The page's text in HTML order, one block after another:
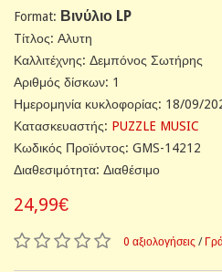
Format: Βινύλιο LP
Tίτλος: Αλυτη
Καλλιτέχνης: Δεμπόνος Σωτήρης
Αριθμός δίσκων: 1
Ημερομηνία κυκλοφορίας: 18/09/
Κατασκευαστής: PUZZLE MUSIC
Κωδικός Προϊόντος: GMS-14212
Διαθεσιμότητα: Διαθέσιμο
24,99€
0 αξιολογήσεις /